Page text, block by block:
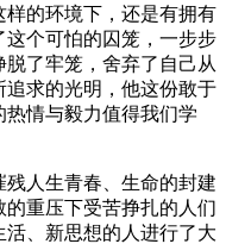
的环境下，还是有拥有
个可怕的囚笼，一步步
了牢笼，舍弃了自己从
求的光明，他这份敢于
情与毅力值得我们学
残人生青春、生命的封建
重压下受苦挣扎的人们
、新思想的人进行了大